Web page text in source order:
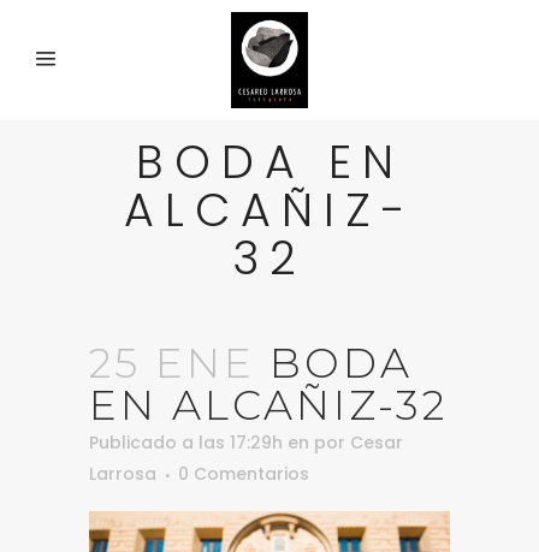
BODA EN
ALCAÑIZ-
32
25 ENE BODA
EN ALCAÑIZ-32
Publicado a las 17:29h en por Cesar
Larrosa
0 Comentarios